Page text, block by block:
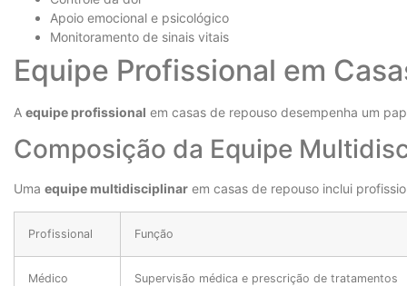
Apoio emocional e psicológico
Monitoramento de sinais vitais
Equipe Profissional em
A equipe profissional em casas de repouso desempenha um
Composição da Equipe
Uma equipe multidisciplinar em casas de repouso inclui
Profissional Função
Médico Supervisão médica e prescrição de tratamentos